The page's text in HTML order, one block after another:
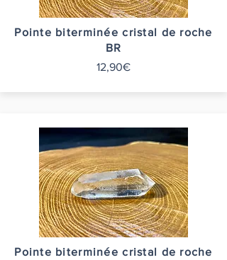
Pointe biterminée cristal de roche
BR
12,90€
Pointe biterminée cristal de roche